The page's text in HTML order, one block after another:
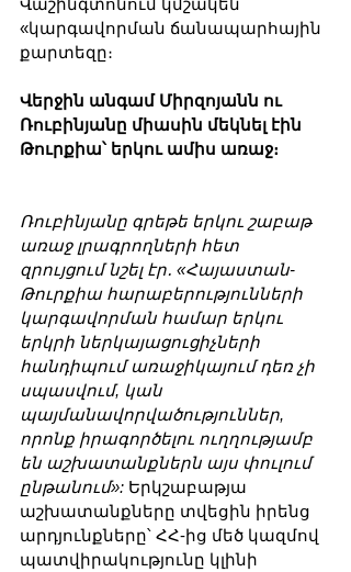
«կարգավորման ճանապարհային
քարտեզը։
Վերջին անգամ Միրզոյանն ու
Ռուբինյանը միասին մեկնել էին
Թուրքիա՝ երկու ամիս առաջ։
Ռուբինյանը գրեթե երկու շաբաթ
առաջ լրագրողների հետ
զրույցում նշել էր․ «Հայաստան-
Թուրքիա հարաբերությունների
կարգավորման համար երկու
երկրի ներկայացուցիչների
հանդիպում առաջիկայում դեռ չի
սպասվում, կան
պայմանավորվածություններ,
որոնք իրագործելու ուղղությամբ
են աշխատանքներն այս փուլում
ընթանում»: Երկշաբաթյա
աշխատանքները տվեցին իրենց
արդյունքները՝ ՀՀ-ից մեծ կազմով
պատվիրակությունը կլինի